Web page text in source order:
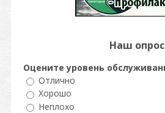
Наш опрос
Оцените уровень
Отлично
Хорошо
Неплохо